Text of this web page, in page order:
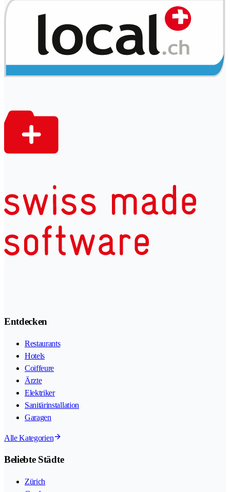
Entdecken
Restaurants
Hotels
Coiffeure
Ärzte
Elektriker
Sanitärinstallation
Garagen
Alle Kategorien
Beliebte Städte
Zürich